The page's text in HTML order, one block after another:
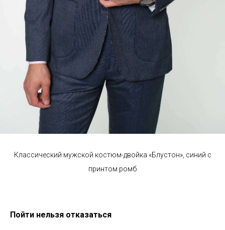
Классический мужской костюм-двойка «Блустон», синий с
принтом ромб
Пойти нельзя отказаться